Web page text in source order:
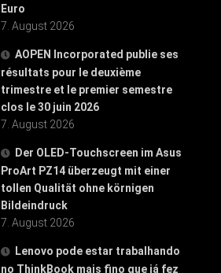
Euro
7. August 2026
AOPEN Incorporated publie ses
résultats pour le deuxième
trimestre et le premier semestre
clos le 30 juin 2026
7. August 2026
Der OLED-Touchscreen im Asus
ProArt PZ14 überzeugt mit einer
tollen Qualität ohne körnigen
Bildeindruck
7. August 2026
Lenovo pode estar trabalhando
no ThinkBook mais fino que já fez